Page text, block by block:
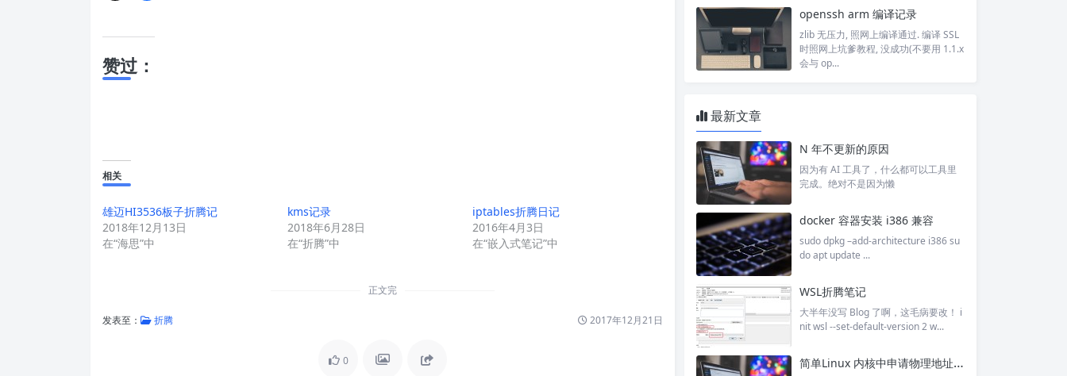
赞过：
相关
雄迈HI3536板子折腾记
2018年12月13日
在“海思”中
kms记录
2018年6月28日
在“折腾”中
iptables折腾日记
2016年4月3日
在“嵌入式笔记”中
正文完
发表至： 折腾 2017年12月21日
0
openssh arm 编译记录
zlib 无压力, 照网上编译通过. 编译 SSL
时照网上坑爹教程, 没成功(不要用 1.1.x
会与 op...
最新文章
N 年不更新的原因
因为有 AI 工具了，什么都可以工具里
完成。绝对不是因为懒
docker 容器安装 i386 兼容
sudo dpkg –add-architecture i386 su
do apt update ...
WSL折腾笔记
大半年没写 Blog 了啊，这毛病要改！ i
nit wsl --set-default-version 2 w...
简单Linux 内核中申请物理地址方式